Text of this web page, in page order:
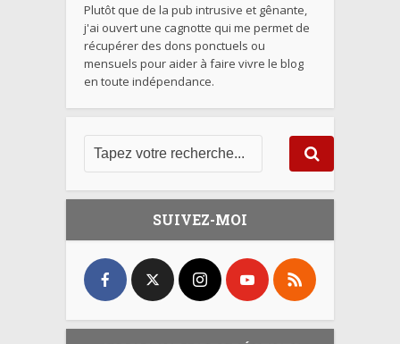
Plutôt que de la pub intrusive et gênante,
j'ai ouvert une cagnotte qui me permet de
récupérer des dons ponctuels ou
mensuels pour aider à faire vivre le blog
en toute indépendance.
SUIVEZ-MOI